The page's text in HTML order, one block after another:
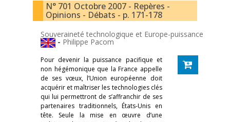
N° 701 Octobre 2007 - Repères -
Opinions - Débats - p. 171-178
Souveraineté technologique et Europe-puissance
- Philippe Pacom
Pour devenir la puissance pacifique et
non hégémonique que la France appelle
de ses vœux, l’Union européenne doit
acquérir et maîtriser les technologies clés
qui lui permettront de s’affranchir de ses
partenaires traditionnels, États-Unis en
tête. Seule la mise en œuvre d’une